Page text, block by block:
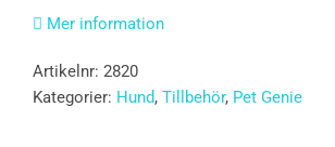
Mer information
Artikelnr: 2820
Kategorier: Hund, Tillbehör, Pet Genie